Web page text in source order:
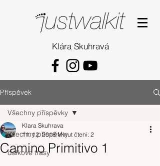
Klára Skuhravá
Příspěvek
Všechny příspěvky
dalkove trasy
Všechny příspěvky
Camino Primitivo 1
Klara Skuhrava
11. 12. 2018 Minut čtení: 2